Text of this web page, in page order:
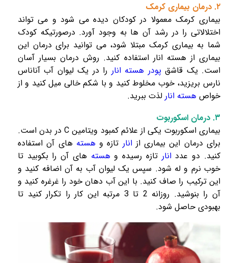
۲. درمان بیماری کرمک
بیماری کرمک معمولا در کودکان دیده می شود و می تواند
اختلالاتی را در رشد آن ها به وجود آورد. درصورتیکه کودک
شما به بیماری کرمک مبتلا شود، می توانید برای درمان این
بیماری از هسته انار استفاده کنید. روش درمان بسیار آسان
است. یک قاشقپودر هسته انار را در یک لیوان آب آناناس
نارس بریزید، خوب مخلوط کنید و با شکم خالی میل کنید و از
خواص هسته انار لذت ببرید.
۳. درمان اسکوربوت
بیماری اسکوربوت یکی از علائم کمبود ویتامین C در بدن است.
برای درمان این بیماری ازانار تازه و هسته های آن استفاده
کنید. دو عددانار تازه رسیده و هسته های آن را بکوبید تا
خوب نرم و له شود. سپس یک لیوان آب به آن اضافه کنید و
این ترکیب را صاف کنید. با این آب دهان خود را غرغره کنید و
آن را بنوشید. روزانه 2 تا 3 مرتبه این کار را تکرار کنید تا
بهبودی حاصل شود.